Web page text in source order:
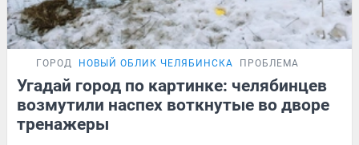
ГОРОД НОВЫЙ ОБЛИК ЧЕЛЯБИНСКА ПРОБЛЕМА
Угадай город по картинке: челябинцев
возмутили наспех воткнутые во дворе
тренажеры